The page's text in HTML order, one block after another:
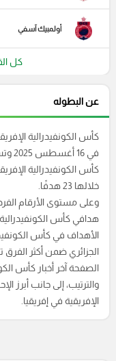
أولمبيك آسفي
كل
عن البطوله
كأس الكونفيدرالية
خلالها 23 هدفًا.
وعلى مستوى الأرقام
هدافي كأس الكونفيدرالية
الأهداف في كأس
الجزائري ضمن أكثر الفرق
الصفحة آخر أخبار كأس
والترتيب، إلى جانب أبرز
الإفريقية في إفريقيا.